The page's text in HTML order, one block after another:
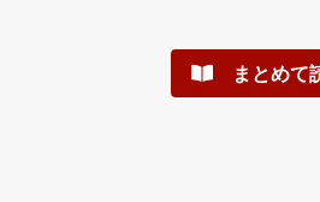
まとめて